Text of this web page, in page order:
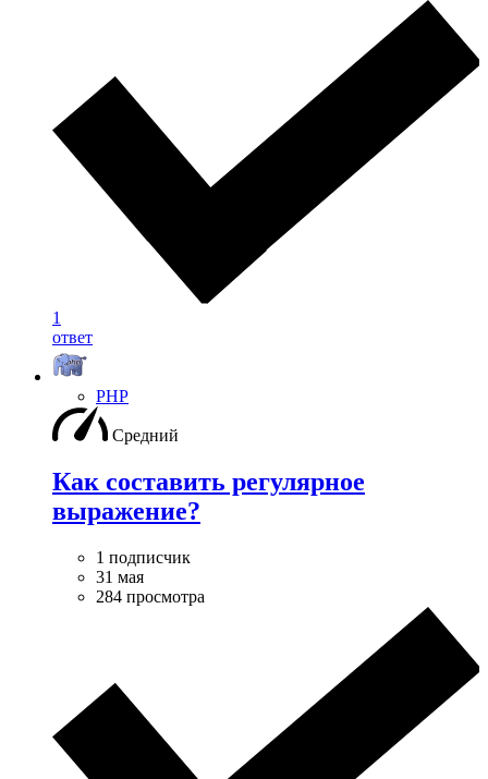
1
ответ
PHP
Средний
Как составить регулярное
выражение?
1 подписчик
31 мая
284 просмотра